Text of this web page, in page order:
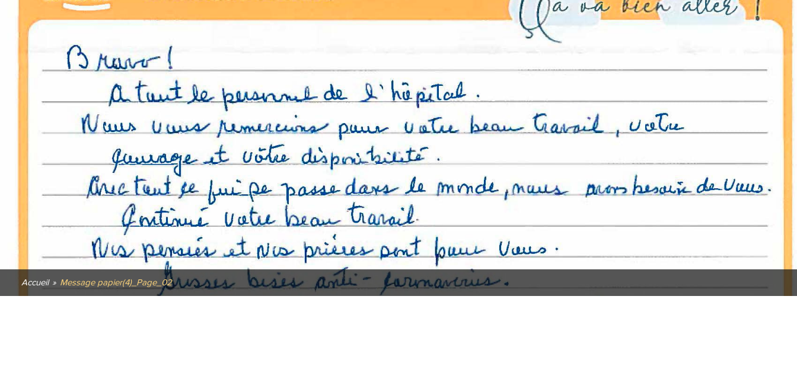
Accueil » Message papier(4)_Page_02